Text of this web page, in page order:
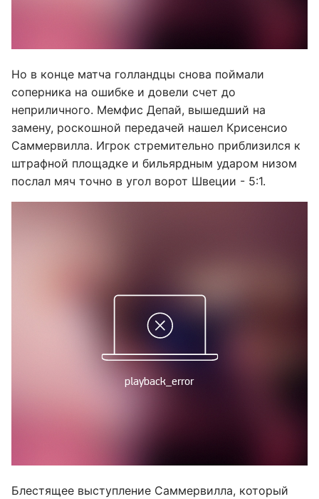
Но в конце матча голландцы снова поймали
соперника на ошибке и довели счет до
неприличного. Мемфис Депай, вышедший на
замену, роскошной передачей нашел Крисенсио
Саммервилла. Игрок стремительно приблизился к
штрафной площадке и бильярдным ударом низом
послал мяч точно в угол ворот Швеции - 5:1.
Блестящее выступление Саммервилла, который